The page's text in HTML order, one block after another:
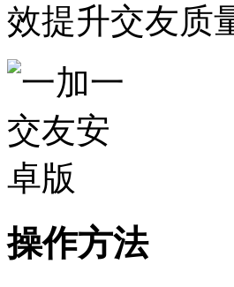
效提升交友质
操作方法